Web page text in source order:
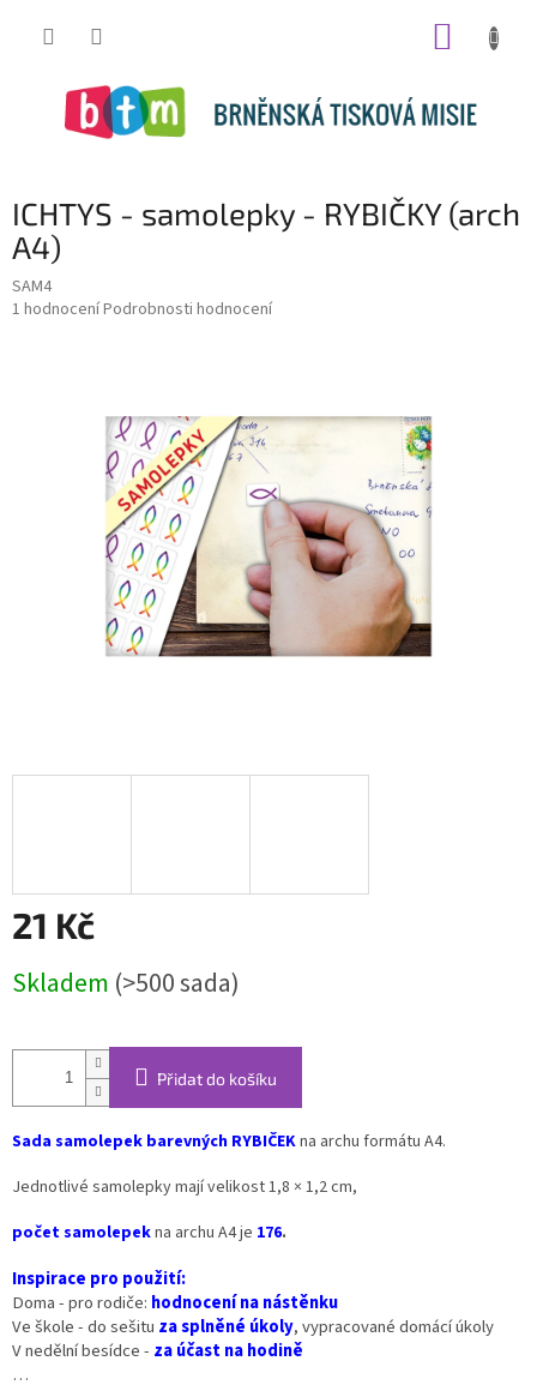
ICHTYS - samolepky - RYBIČKY (arch
A4)
SAM4
Průměrné
1 hodnoceníPodrobnosti hodnocení
21 Kč
cena:
Skladem (>500 sada)
Přidat do košíku
Sada samolepek barevných RYBIČEKna archu formátu A4.
Jednotlivé samolepky mají velikost 1,8 × 1,2 cm,
počet samolepekna archu A4 je 176.
Inspirace pro použití:
Doma - pro rodiče: hodnocení na nástěnku
Ve škole - do sešitu za splněné úkoly, vypracované domácí úkoly
V nedělní besídce - za účast na hodině
…